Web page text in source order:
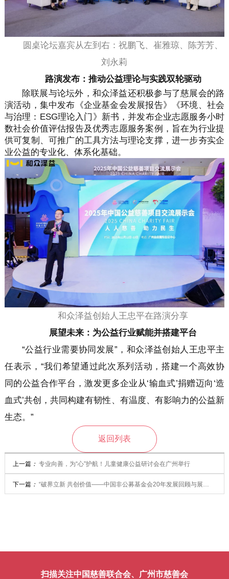
圆桌论坛嘉宾从左到右：祝鹏飞、崔雅琼、陈芳芳、
刘永莉
路演发布：推动公益理论与实践双轮驱动
除联展与论坛外，和众泽益还积极参与了慈展会的路
演活动，集中发布《企业基金会发展报告》《环境、社会
与治理：ESG理论入门》新书，并发布企业志愿服务小时
数社会价值评估报告及优秀志愿服务案例，旨在为行业提
供可复制、可推广的工具方法与理论支撑，进一步夯实企
业公益的专业化、体系化基础。
和众泽益创始人王忠平在路演分享
展望未来：为公益行业赋能并搭建平台
“公益行业需要协同发展”，和众泽益创始人王忠平主
任表示，“我们希望通过此次系列活动，搭建一个高效协
同的公益合作平台，激发更多企业从‘输血式’捐赠迈向‘造
血式’共创，共同构建有韧性、有温度、有影响力的公益新
生态。”
返回列表
上一篇： 专业向善，为“心”护航！儿童健康公益研讨会在广州举行
下一篇：
扫描关注中国慈善联合会、广州市慈善会